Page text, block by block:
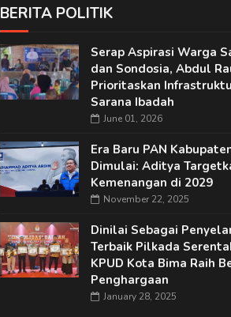
BERITA POLITIK
Serap Aspirasi Warga
dan Sondosia, Abdul
Prioritaskan
Sarana Ibadah
June 01, 2026
Era Baru PAN
Dimulai: Aditya
Kemenangan di 2029
November 22, 2025
Dinilai Sebagai
Terbaik Pilkada
KPUD Kota Bima Raih
Penghargaan
January 28, 2025